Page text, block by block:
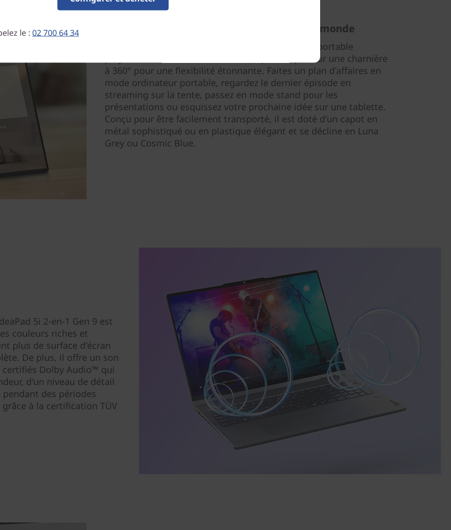
Car un seul mode ne convient pas à tout le monde
Il existe des possibilités infinies avec l'ordinateur portable
polyvalent IdeaPad 5i 2-en-1 Gen 9, qui se replie sur une charnière
à 360° pour une flexibilité étonnante. Faites un plan d'affaires en
mode ordinateur portable, regardez le dernier épisode en
streaming sur la tente, passez en mode stand pour les
présentations ou esquissez votre prochaine idée sur une tablette.
Conçu pour être facilement transporté, il est doté d'un capot en
métal sophistiqué ou en plastique élégant et se décline en Luna
Grey ou Cosmic Blue.
5i 2-en-1 Gen 9 est
couleurs riches et
plus de surface d'écran
De plus, il offre un son
Dolby Audio™ qui
d'un niveau de détail
des périodes
à la certification TÜV
le : 02 700 64 34